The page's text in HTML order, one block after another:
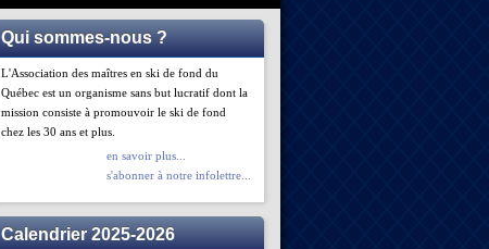
Qui sommes-nous ?
L'Association des maîtres en ski de fond du
Québec est un organisme sans but lucratif dont la
mission consiste à promouvoir le ski de fond
chez les 30 ans et plus.
en savoir plus...
s'abonner à notre infolettre...
Calendrier 2025-2026